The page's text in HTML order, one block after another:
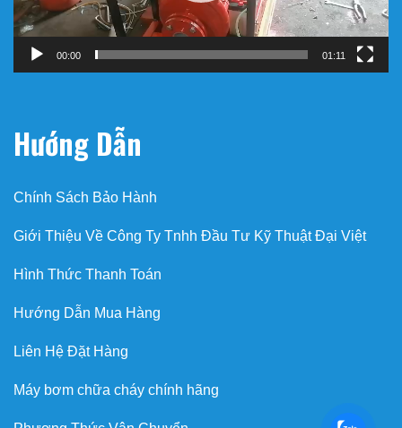
00:00 01:11
Hướng Dẫn
Chính Sách Bảo Hành
Giới Thiệu Về Công Ty Tnhh Đầu Tư Kỹ Thuật Đại Việt
Hình Thức Thanh Toán
Hướng Dẫn Mua Hàng
Liên Hệ Đặt Hàng
Máy bơm chữa cháy chính hãng